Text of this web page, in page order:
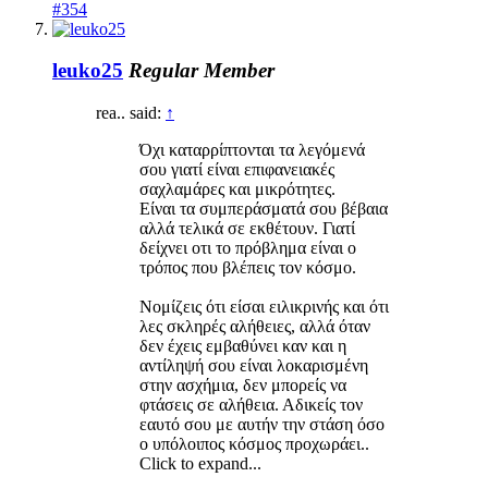
#354
leuko25 Regular Member
rea.. said: ↑
Όχι καταρρίπτονται τα λεγόμενά
σου γιατί είναι επιφανειακές
σαχλαμάρες και μικρότητες.
Είναι τα συμπεράσματά σου βέβαια
αλλά τελικά σε εκθέτουν. Γιατί
δείχνει οτι το πρόβλημα είναι ο
τρόπος που βλέπεις τον κόσμο.
Νομίζεις ότι είσαι ειλικρινής και ότι
λες σκληρές αλήθειες, αλλά όταν
δεν έχεις εμβαθύνει καν και η
αντίληψή σου είναι λοκαρισμένη
στην ασχήμια, δεν μπορείς να
φτάσεις σε αλήθεια. Αδικείς τον
εαυτό σου με αυτήν την στάση όσο
ο υπόλοιπος κόσμος προχωράει..
Click to expand...